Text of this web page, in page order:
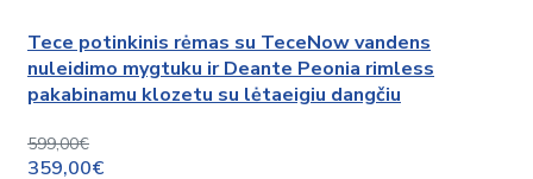
Tece potinkinis rėmas su TeceNow vandens
nuleidimo mygtuku ir Deante Peonia rimless
pakabinamu klozetu su lėtaeigiu dangčiu
599,00€
359,00€